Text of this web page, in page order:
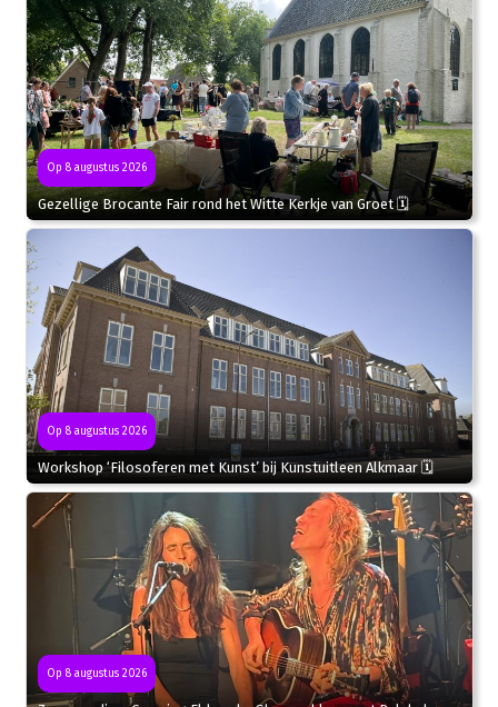
Op 8 augustus 2026
Gezellige Brocante Fair rond het Witte Kerkje van Groet 🗓
Op 8 augustus 2026
Workshop ‘Filosoferen met Kunst’ bij Kunstuitleen Alkmaar 🗓
Op 8 augustus 2026